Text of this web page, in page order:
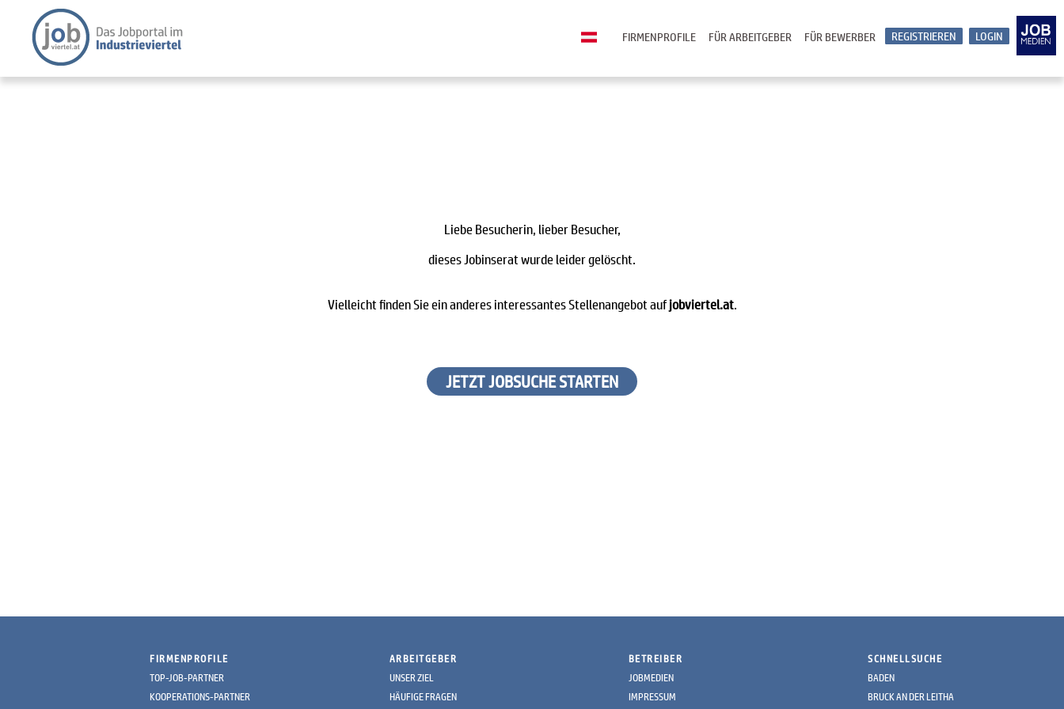
LOGIN
REGISTRIEREN
FÜR BEWERBER
FÜR ARBEITGEBER
FIRMENPROFILE
Liebe Besucherin, lieber Besucher,
dieses Jobinserat wurde leider gelöscht.
Vielleicht finden Sie ein anderes interessantes Stellenangebot aufjobviertel.at.
JETZT JOBSUCHE STARTEN
FIRMENPROFILE
TOP-JOB-PARTNER
KOOPERATIONS-PARTNER
ARBEITGEBER
UNSER ZIEL
HÄUFIGE FRAGEN
BETREIBER
JOBMEDIEN
IMPRESSUM
SCHNELLSUCHE
BADEN
BRUCK AN DER LEITHA